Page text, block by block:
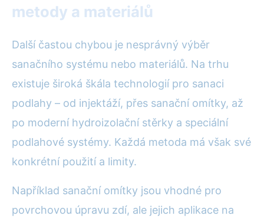
metody a materiálů
Další častou chybou je nesprávný výběr
sanačního systému nebo materiálů. Na trhu
existuje široká škála technologií pro sanaci
podlahy – od injektáží, přes sanační omítky, až
po moderní hydroizolační stěrky a speciální
podlahové systémy. Každá metoda má však své
konkrétní použití a limity.
Například sanační omítky jsou vhodné pro
povrchovou úpravu zdí, ale jejich aplikace na